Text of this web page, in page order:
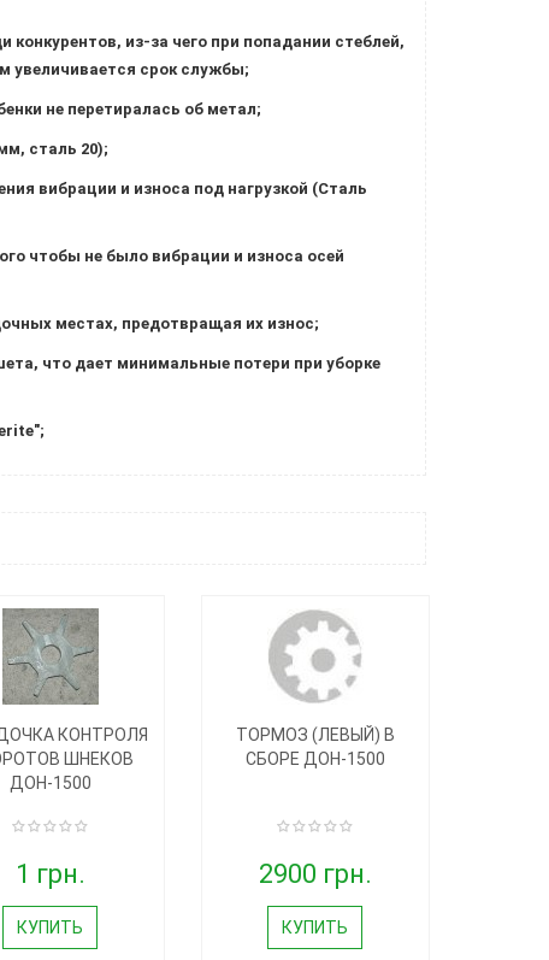
из-за чего при попадании стеблей,
увеличивается срок службы;
не перетиралась об метал;
сталь 20);
вибрации и износа под нагрузкой (Сталь
чтобы не было вибрации и износа осей
местах, предотвращая их износ;
что дает минимальные потери при уборке
КОНТРОЛЯ
ШНЕКОВ
ДОН-1500
1 грн.
КУПИТЬ
ТОРМОЗ (ЛЕВЫЙ) В
СБОРЕ ДОН-1500
2900 грн.
КУПИТЬ